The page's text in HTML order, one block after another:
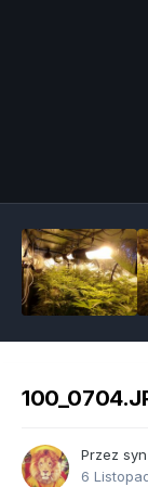
Przez syn
6